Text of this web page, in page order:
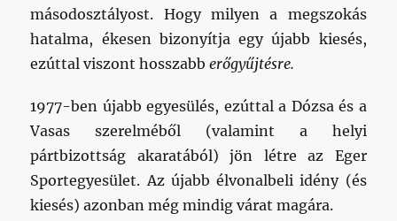
másodosztályost. Hogy milyen a megszokás
hatalma, ékesen bizonyítja egy újabb kiesés,
ezúttal viszont hosszabberőgyűjtésre.
1977-ben újabb egyesülés, ezúttal a Dózsa és a
Vasas szerelméből (valamint a helyi
pártbizottság akaratából) jön létre az Eger
Sportegyesület. Az újabb élvonalbeli idény (és
kiesés) azonban még mindig várat magára.